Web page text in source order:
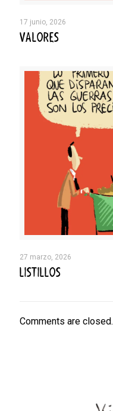
17 junio, 2026
VALORES
27 marzo, 2026
LISTILLOS
Comments are closed.